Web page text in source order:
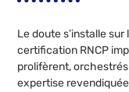
Le doute s’installe
certification RNCP
prolifèrent,
expertise